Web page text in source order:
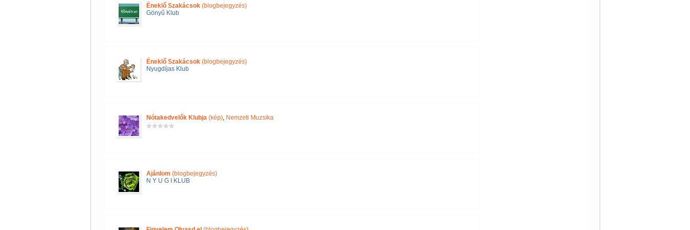
Éneklő Szakácsok(blogbejegyzés)
Gönyű Klub
Éneklő Szakácsok(blogbejegyzés)
Nyugdíjas Klub
Nótakedvelők Klubja(kép), Nemzeti Muzsika
Ajánlom (blogbejegyzés)
N Y U G I KLUB